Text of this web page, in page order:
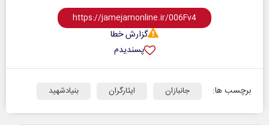
گزارش خطا
پسندیدم
برچسب ها: جانبازان ایثارگران بنیادشهید